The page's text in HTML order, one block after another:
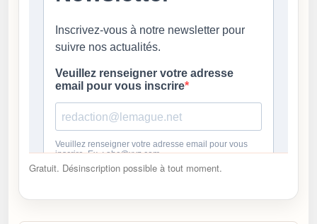
Gratuit. Désinscription possible à tout moment.